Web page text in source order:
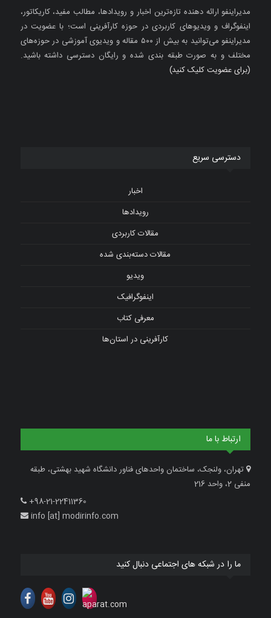
مدیراینفو ارائه دهنده تازه‌ترین اخبار و رویدادها، مطالب مفید، کاریکاتور،
اینفوگراف و ویدیوهای کاربردی در حوزه کارآفرینی است؛ با عضویت در
مدیراینفو می‌توانید به بیش از ۵۰۰ مقاله و ویدیوی آموزشی در حوزه‌های
مختلف و به صورت طبقه بندی شده و رایگان دسترسی داشته باشید.
(برای عضویت کلیک کنید)
دسترسی سریع
اخبار
رویدادها
مقالات کاربردی
مقالات دسته‌بندی شده
ویدیو
اینفوگرافیک
معرفی کتاب
کارآفرینی در استان‌ها
ارتباط با ما
تهران، ولنجک، ساختمان واحدهای فناور دانشگاه شهید بهشتی، طبقه
منفی 2، واحد 216
+98-21-22411360
info [at] modirinfo.com
ما را در شبکه های اجتماعی دنبال کنید